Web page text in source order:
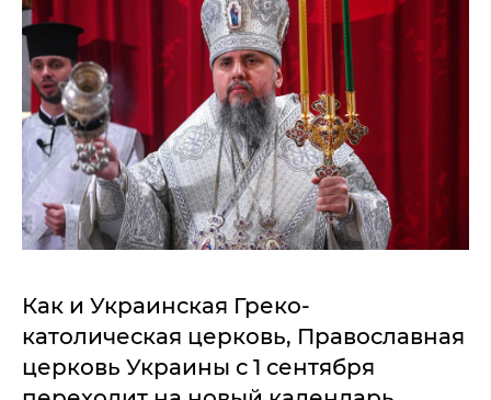
Как и Украинская Греко-
католическая церковь, Православная
церковь Украины с 1 сентября